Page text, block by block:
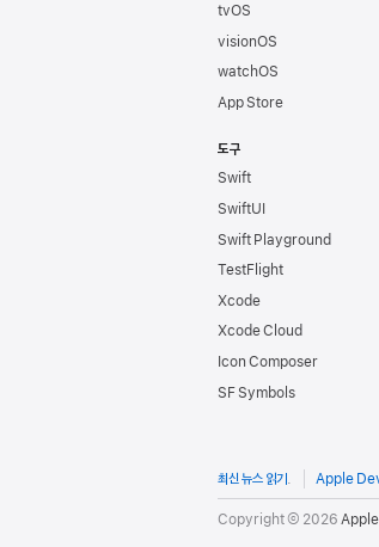
tvOS
visionOS
watchOS
App Store
도구
Swift
SwiftUI
Swift Playground
TestFlight
Xcode
Xcode Cloud
Icon Composer
SF Symbols
최신 뉴스 읽기 Apple
Copyright © 2026 Apple